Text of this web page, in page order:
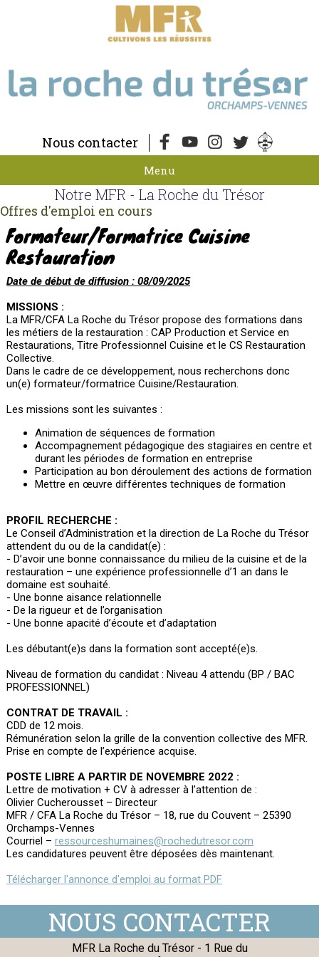
Nous contacter
Menu
Notre MFR - La Roche du Trésor
Offres d'emploi en cours
Formateur/Formatrice Cuisine
Restauration
Date de début de diffusion : 08/09/2025
MISSIONS :
La MFR/CFA La Roche du Trésor propose des formations dans
les métiers de la restauration : CAP Production et Service en
Restaurations, Titre Professionnel Cuisine et le CS Restauration
Collective.
Dans le cadre de ce développement, nous recherchons donc
un(e) formateur/formatrice Cuisine/Restauration.
Les missions sont les suivantes :
Animation de séquences de formation
Accompagnement pédagogique des stagiaires en centre et
durant les périodes de formation en entreprise
Participation au bon déroulement des actions de formation
Mettre en œuvre différentes techniques de formation
PROFIL RECHERCHE :
Le Conseil d’Administration et la direction de La Roche du Trésor
attendent du ou de la candidat(e) :
- D’avoir une bonne connaissance du milieu de la cuisine et de la
restauration – une expérience professionnelle d’1 an dans le
domaine est souhaité.
- Une bonne aisance relationnelle
- De la rigueur et de l’organisation
- Une bonne apacité d’écoute et d’adaptation
Les débutant(e)s dans la formation sont accepté(e)s.
Niveau de formation du candidat : Niveau 4 attendu (BP / BAC
PROFESSIONNEL)
CONTRAT DE TRAVAIL :
CDD de 12 mois.
Rémunération selon la grille de la convention collective des MFR.
Prise en compte de l’expérience acquise.
POSTE LIBRE A PARTIR DE NOVEMBRE 2022 :
Lettre de motivation + CV à adresser à l’attention de :
Olivier Cucherousset – Directeur
MFR / CFA La Roche du Trésor – 18, rue du Couvent – 25390
Orchamps-Vennes
Courriel – ressourceshumaines@rochedutresor.com
Les candidatures peuvent être déposées dès maintenant.
Télécharger l'annonce d'emploi au format PDF
MFR La Roche du Trésor - 1 Rue du